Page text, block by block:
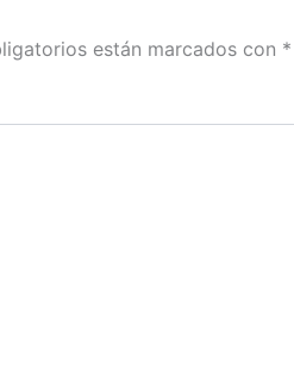
están marcados con *